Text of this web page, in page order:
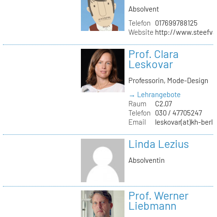
Absolvent
Telefon
017699788125
Website http://
Prof. Clara
Leskovar
Professorin, Mode-Design
→ Lehrangebote
Raum
C2.07
Telefon
030 / 47705247
Email
leskovar(at)kh-
Linda Lezius
Absolventin
Prof. Werner
Liebmann